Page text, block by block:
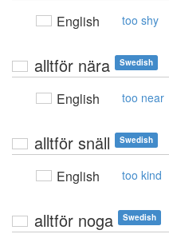
English too shy
alltför nära Swedish
English too near
alltför snäll Swedish
English too kind
alltför noga Swedish